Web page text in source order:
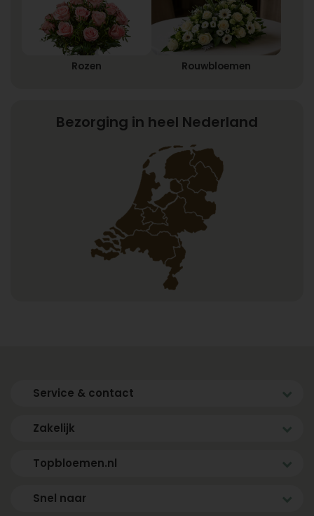
Rozen Rouwbloemen
Bezorging in heel Nederland
Service & contact
Zakelijk
Topbloemen.nl
Snel naar